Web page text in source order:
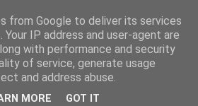
from Google to deliver its services
IP address and user-agent are
with performance and security
of service, generate usage
and address abuse.
MORE GOT IT